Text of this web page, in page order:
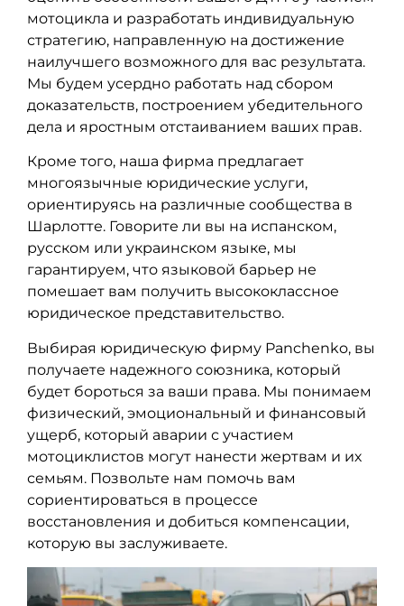
мотоцикла и разработать индивидуальную
стратегию, направленную на достижение
наилучшего возможного для вас результата.
Мы будем усердно работать над сбором
доказательств, построением убедительного
дела и яростным отстаиванием ваших прав.
Кроме того, наша фирма предлагает
многоязычные юридические услуги,
ориентируясь на различные сообщества в
Шарлотте. Говорите ли вы на испанском,
русском или украинском языке, мы
гарантируем, что языковой барьер не
помешает вам получить высококлассное
юридическое представительство.
Выбирая юридическую фирму Panchenko, вы
получаете надежного союзника, который
будет бороться за ваши права. Мы понимаем
физический, эмоциональный и финансовый
ущерб, который аварии с участием
мотоциклистов могут нанести жертвам и их
семьям. Позвольте нам помочь вам
сориентироваться в процессе
восстановления и добиться компенсации,
которую вы заслуживаете.